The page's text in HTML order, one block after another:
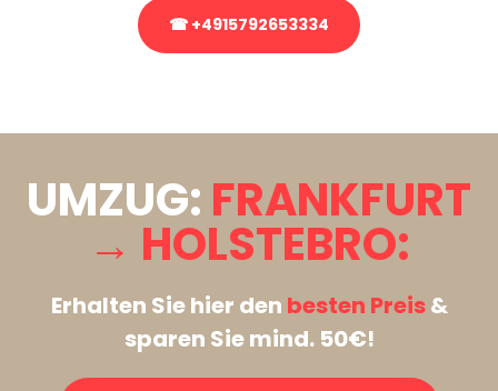
☎ +4915792653334
UMZUG: FRANKFURT
→ HOLSTEBRO:
Erhalten Sie hier den besten Preis&
sparen Sie mind. 50€!